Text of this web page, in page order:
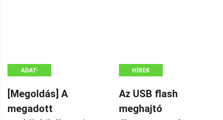
ADAT-
TIPPEK
[Megoldás] A
megadott
HÍREK
Az USB flash
meghajtó